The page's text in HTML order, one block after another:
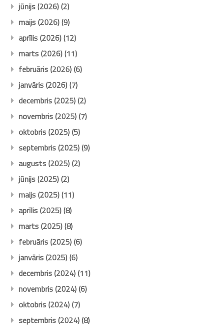
jūnijs (2026)(2)
maijs (2026)(9)
aprīlis (2026)(12)
marts (2026)(11)
februāris (2026)(6)
janvāris (2026)(7)
decembris (2025)(2)
novembris (2025)(7)
oktobris (2025)(5)
septembris (2025)(9)
augusts (2025)(2)
jūnijs (2025)(2)
maijs (2025)(11)
aprīlis (2025)(8)
marts (2025)(8)
februāris (2025)(6)
janvāris (2025)(6)
decembris (2024)(11)
novembris (2024)(6)
oktobris (2024)(7)
septembris (2024)(8)